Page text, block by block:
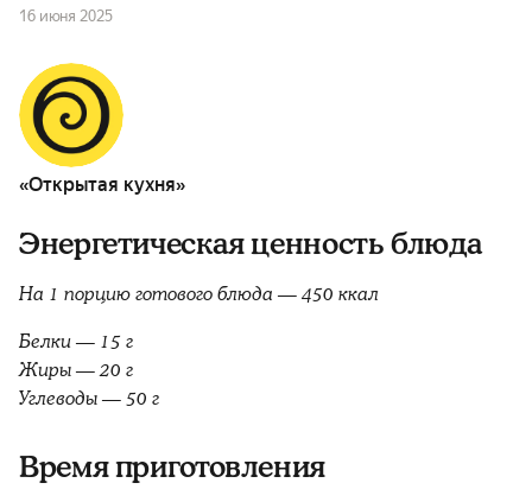
16 июня 2025
«Открытая кухня»
Энергетическая ценность блюда
На 1 порцию готового блюда — 450 ккал
Белки — 15 г
Жиры — 20 г
Углеводы — 50 г
Время приготовления